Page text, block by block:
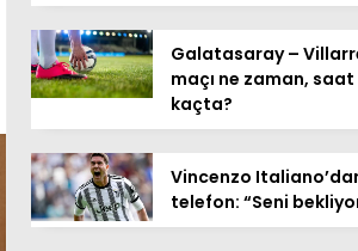
Galatasaray –
maçı ne zaman, saat
kaçta?
Vincenzo
telefon: “Seni